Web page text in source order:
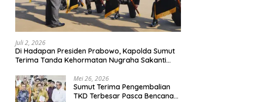
Juli 2, 2026
Di Hadapan Presiden Prabowo, Kapolda Sumut
Terima Tanda Kehormatan Nugraha Sakanti
Mei 26, 2026
Sumut Terima Pengembalian
TKD Terbesar Pasca Bencana